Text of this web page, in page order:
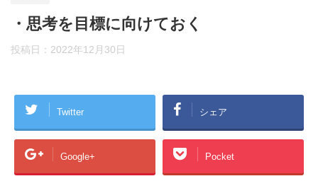
・思考を目標に向けておく
投稿日： 2022年12月30日
Twitter シェア
Google+ Pocket